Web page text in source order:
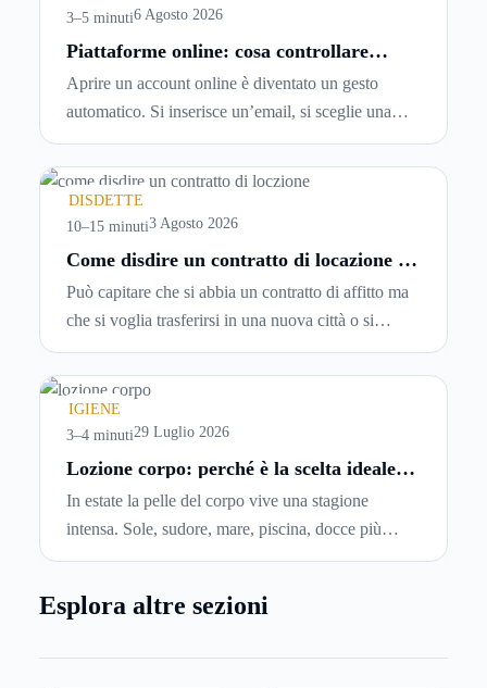
3–5 minuti6 Agosto 2026
Piattaforme online: cosa controllare
prima di iscriversi e usare servizi in
tempo reale
Aprire un account online è diventato un gesto
automatico. Si inserisce un’email, si sceglie una
password, si accetta una serie di condizioni senza
leggerle davvero. Tutto avviene in pochi minuti,
spesso senza che ci si fermi a capire dove si sta
entrando.
DISDETTE
10–15 minuti3 Agosto 2026
Come disdire un contratto di locazione in
modo corretto ed efficace
Può capitare che si abbia un contratto di affitto ma
che si voglia trasferirsi in una nuova città o si
abbiano problemi a pagare il canone, per cui si
comincia a cercare un’altra abitazione: è legittimo
chiedersi se è possibile
locazioneprima che scada. In questa guida
capiremo come inviare la disdetta per un contratto
IGIENE
3–4 minuti29 Luglio 2026
Lozione corpo: perché è la scelta ideale
In estate la pelle del corpo vive una stagione
intensa. Sole, sudore, mare, piscina, docce più
frequenti e aria condizionata possono renderla
meno confortevole. Eppure, proprio nei mesi caldi,
Esplora altre sezioni